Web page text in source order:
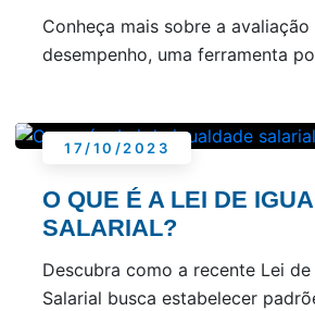
Conheça mais sobre a avaliação
desempenho, uma ferramenta
17/10/2023
O QUE É A LEI DE
SALARIAL?
Descubra como a recente Lei
Salarial busca estabelecer